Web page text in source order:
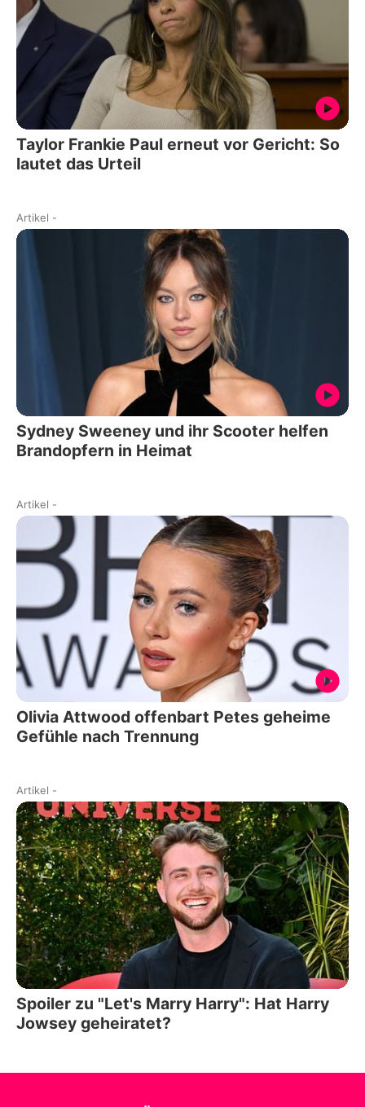
Taylor Frankie Paul erneut vor Gericht: So
lautet das Urteil
Artikel -
Sydney Sweeney und ihr Scooter helfen
Brandopfern in Heimat
Artikel -
Olivia Attwood offenbart Petes geheime
Gefühle nach Trennung
Artikel -
Spoiler zu "Let's Marry Harry": Hat Harry
Jowsey geheiratet?